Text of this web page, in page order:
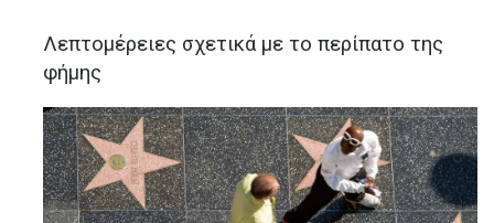
Λεπτομέρειες σχετικά με το περίπατο της
φήμης